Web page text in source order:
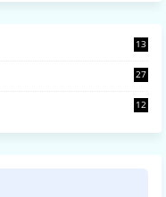
13
27
12